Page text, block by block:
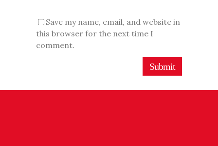
Save my name, email, and website in
this browser for the next time I
comment.